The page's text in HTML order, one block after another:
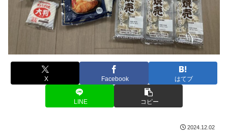
X Facebook はてブ
LINE コピー
2024.12.02